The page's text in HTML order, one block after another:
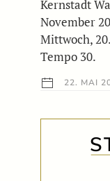
Kernstadt
November
Mittwoch,
Tempo 30.
22. MAI